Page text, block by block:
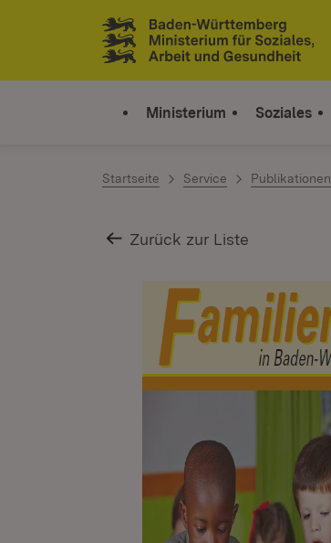
Zum Inhalt springen
Link zur Startseite
Ministerium Soziales
Startseite Service Publikationen
Zurück zur Liste